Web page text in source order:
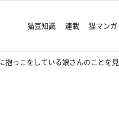
猫豆知識 連載 猫マンガ
抱っこをしている娘さんのこと